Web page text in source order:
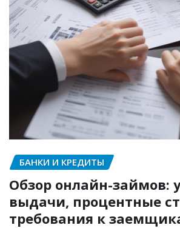
БАНКИ И КРЕДИТЫ
Обзор онлайн-займов:
выдачи, процентные
требования к